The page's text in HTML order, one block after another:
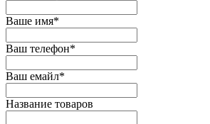
Ваше имя*
Ваш телефон*
Ваш емайл*
Название товаров